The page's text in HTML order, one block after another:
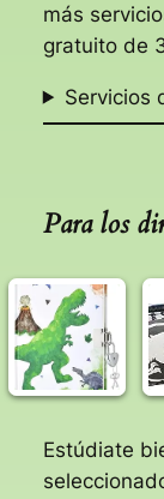
más
gratuito de
Servicios
Para los
Estúdiate